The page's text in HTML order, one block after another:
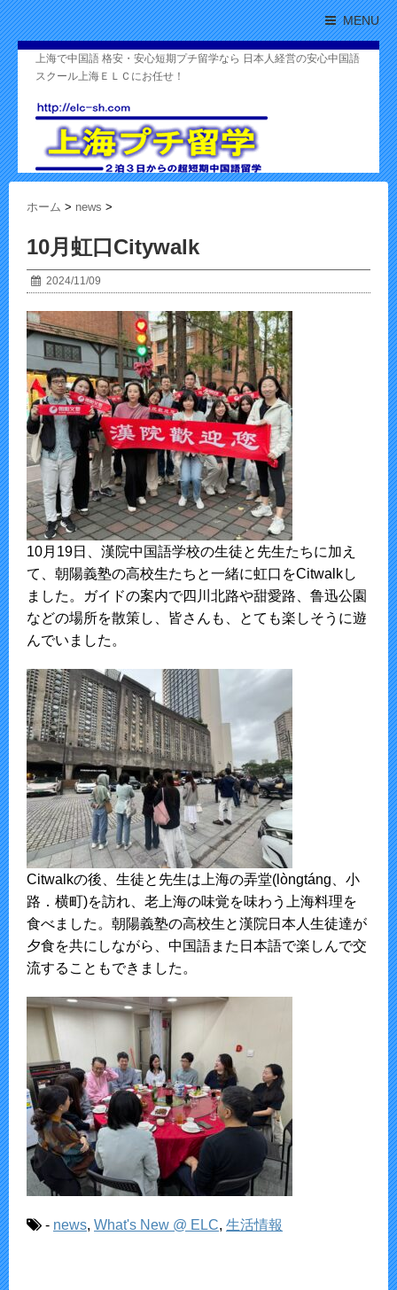
MENU
上海で中国語 格安・安心短期プチ留学なら 日本人経営の安心中国語
スクール上海ＥＬＣにお任せ！
ホーム > news >
10月虹口Citywalk
2024/11/09
10月19日、漢院中国語学校の生徒と先生たちに加え
て、朝陽義塾の高校生たちと一緒に虹口をCitwalkし
ました。ガイドの案内で四川北路や甜愛路、鲁迅公園
などの場所を散策し、皆さんも、とても楽しそうに遊
んでいました。
Citwalkの後、生徒と先生は上海の弄堂(lòngtáng、小
路．横町)を訪れ、老上海の味覚を味わう上海料理を
食べました。朝陽義塾の高校生と漢院日本人生徒達が
夕食を共にしながら、中国語また日本語で楽しんで交
流することもできました。
- news, What's New @ ELC, 生活情報